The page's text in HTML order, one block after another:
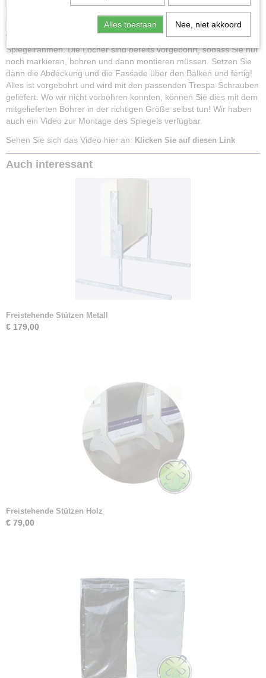
(schweren) Outdoor-tauglichen Zerrspiegel an einer flachen Wand
Wir befestigen einen Balken sicher zwischen den Überständen am
Spiegelrahmen. Die Löcher sind bereits vorgebohrt, sodass Sie nur
noch markieren, bohren und dann montieren müssen. Setzen Sie
dann die Abdeckung und die Fassade über den Balken und fertig!
Alles ist vorgebohrt und wird mit den passenden Trespa-Schrauben
geliefert. Wo wir nicht vorbohren konnten, können Sie dies mit dem
mitgelieferten Bohrer in der richtigen Größe selbst tun! Wir haben
auch ein Video zur Montage des Spiegels verfügbar.
Sehen Sie sich das Video hier an: Klicken Sie auf diesen Link
Auch interessant
Freistehende Stützen Metall
€ 179,00
Freistehende Stützen Holz
€ 79,00
Alles toestaan Nee, niet akkoord